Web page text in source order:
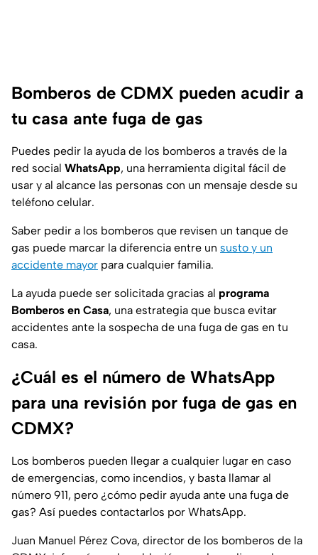
Bomberos de CDMX pueden acudir a
tu casa ante fuga de gas
Puedes pedir la ayuda de los bomberos a través de la
red social WhatsApp, una herramienta digital fácil de
usar y al alcance las personas con un mensaje desde su
teléfono celular.
Saber pedir a los bomberos que revisen un tanque de
gas puede marcar la diferencia entre un susto y un
accidente mayor para cualquier familia.
La ayuda puede ser solicitada gracias al programa
Bomberos en Casa, una estrategia que busca evitar
accidentes ante la sospecha de una fuga de gas en tu
casa.
¿Cuál es el número de WhatsApp
para una revisión por fuga de gas en
CDMX?
Los bomberos pueden llegar a cualquier lugar en caso
de emergencias, como incendios, y basta llamar al
número 911, pero ¿cómo pedir ayuda ante una fuga de
gas? Así puedes contactarlos por WhatsApp.
Juan Manuel Pérez Cova, director de los bomberos de la